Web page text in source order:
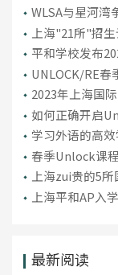
WLSA与星河湾
学考数学新趋
上海"21所"招
难！
平和学校发布
UNLOCK/RE春
2023年上海国
如何正确开启
学习外语的高
春季Unlock课
弯道超车！
上海zui贵的5所
上海平和AP入
最新阅读